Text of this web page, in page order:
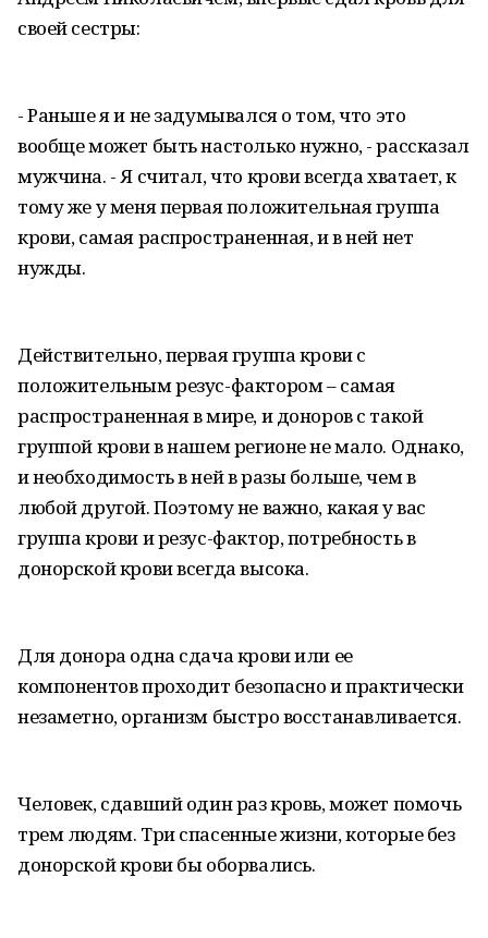
своей сестры:
- Раньше я и не задумывался о том, что это
вообще может быть настолько нужно, - рассказал
мужчина. - Я считал, что крови всегда хватает, к
тому же у меня первая положительная группа
крови, самая распространенная, и в ней нет
нужды.
Действительно, первая группа крови с
положительным резус-фактором – самая
распространенная в мире, и доноров с такой
группой крови в нашем регионе не мало. Однако,
и необходимость в ней в разы больше, чем в
любой другой. Поэтому не важно, какая у вас
группа крови и резус-фактор, потребность в
донорской крови всегда высока.
Для донора одна сдача крови или ее
компонентов проходит безопасно и практически
незаметно, организм быстро восстанавливается.
Человек, сдавший один раз кровь, может помочь
трем людям. Три спасенные жизни, которые без
донорской крови бы оборвались.